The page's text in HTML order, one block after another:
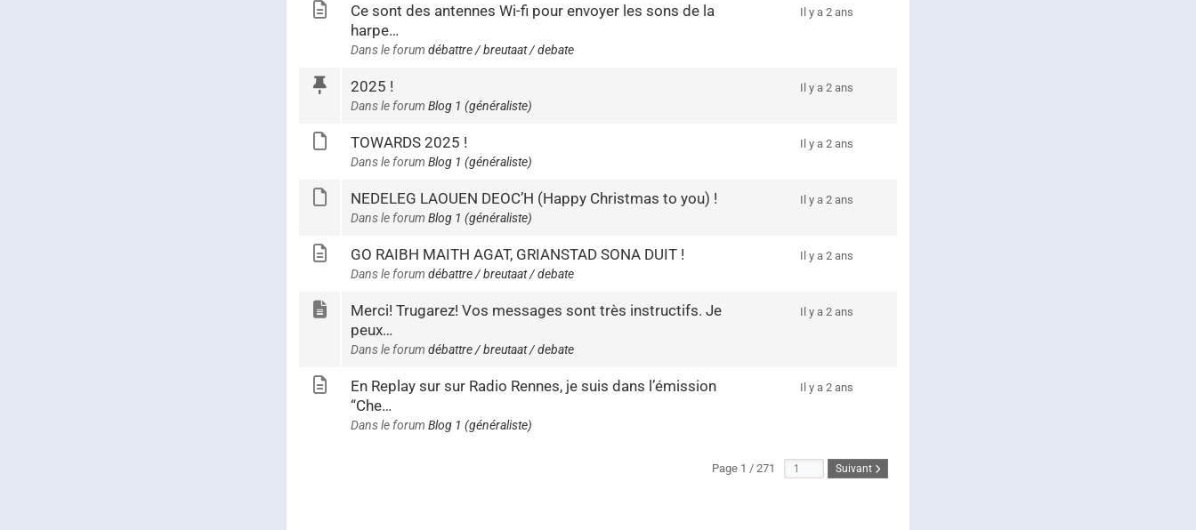
Ce sont des antennes Wi-fi pour envoyer les sons de la
harpe…
Dans le forum débattre / breutaat / debate
Il y a 2 ans
2025 !
Dans le forum Blog 1 (généraliste)
Il y a 2 ans
TOWARDS 2025 !
Dans le forum Blog 1 (généraliste)
Il y a 2 ans
NEDELEG LAOUEN DEOC’H (Happy Christmas to you) !
Dans le forum Blog 1 (généraliste)
Il y a 2 ans
GO RAIBH MAITH AGAT, GRIANSTAD SONA DUIT !
Dans le forum débattre / breutaat / debate
Il y a 2 ans
Merci! Trugarez! Vos messages sont très instructifs. Je
peux…
Dans le forum débattre / breutaat / debate
Il y a 2 ans
En Replay sur sur Radio Rennes, je suis dans l’émission
“Che…
Dans le forum Blog 1 (généraliste)
Il y a 2 ans
Page 1 / 271 Suivant